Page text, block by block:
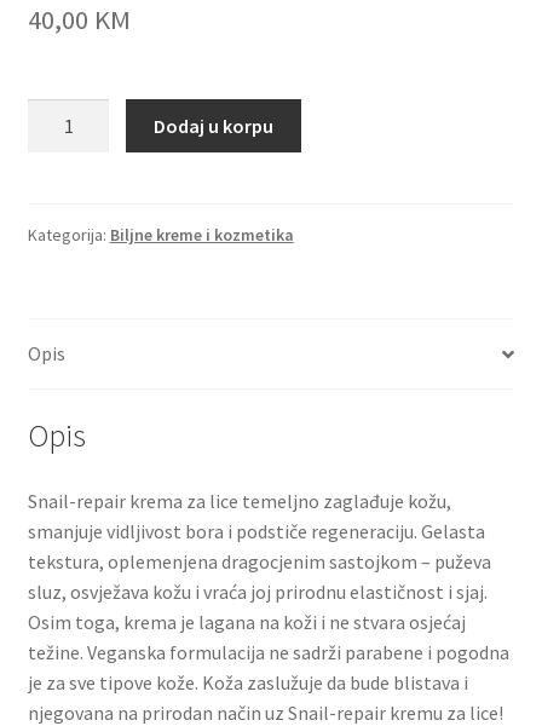
40,00 KM
od
Dodaj u korpu
Kategorija: Biljne kreme i kozmetika
Opis
Opis
Snail-repair krema za lice temeljno zaglađuje kožu,
smanjuje vidljivost bora i podstiče regeneraciju. Gelasta
tekstura, oplemenjena dragocjenim sastojkom – puževa
sluz, osvježava kožu i vraća joj prirodnu elastičnost i sjaj.
Osim toga, krema je lagana na koži i ne stvara osjećaj
težine. Veganska formulacija ne sadrži parabene i pogodna
je za sve tipove kože. Koža zaslužuje da bude blistava i
njegovana na prirodan način uz Snail-repair kremu za lice!